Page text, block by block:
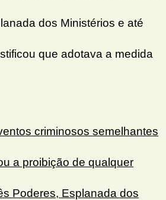
dos Ministérios e até
que adotava a medida
criminosos semelhantes
a proibição de qualquer
Poderes, Esplanada dos